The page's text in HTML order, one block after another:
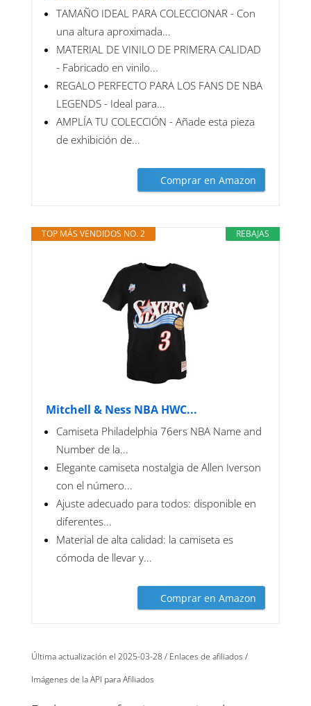
TAMAÑO IDEAL PARA COLECCIONAR - Con
una altura aproximada...
MATERIAL DE VINILO DE PRIMERA CALIDAD
- Fabricado en vinilo...
REGALO PERFECTO PARA LOS FANS DE NBA
LEGENDS - Ideal para...
AMPLÍA TU COLECCIÓN - Añade esta pieza
de exhibición de...
Comprar en Amazon
REBAJAS
TOP MÁS VENDIDOS NO. 2
Mitchell & Ness NBA HWC...
Camiseta Philadelphia 76ers NBA Name and
Number de la...
Elegante camiseta nostalgia de Allen Iverson
con el número...
Ajuste adecuado para todos: disponible en
diferentes...
Material de alta calidad: la camiseta es
cómoda de llevar y...
Comprar en Amazon
Última actualización el 2025-03-28 / Enlaces de afiliados /
Imágenes de la API para Afiliados